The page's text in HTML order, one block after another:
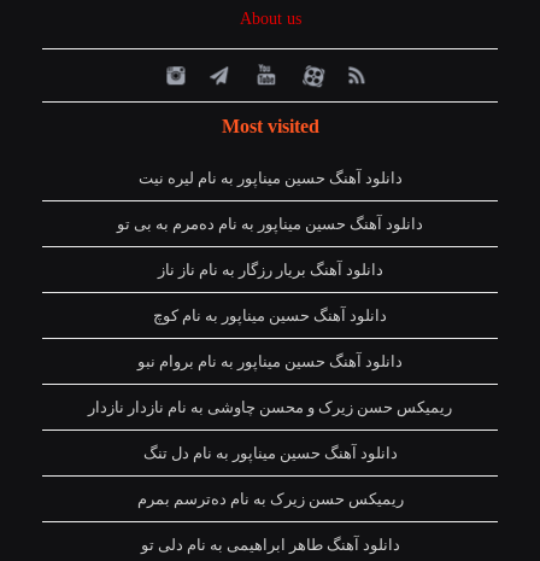
About us
Most visited
دانلود آهنگ حسین میناپور به نام لیره نیت
دانلود آهنگ حسین میناپور به نام دەمرم بە بی تو
دانلود آهنگ بریار رزگار به نام ناز ناز
دانلود آهنگ حسین میناپور به نام کوچ
دانلود آهنگ حسین میناپور به نام بروام نبو
ریمیکس حسن زیرک و محسن چاوشی به نام نازدار نازدار
دانلود آهنگ حسین میناپور به نام دل تنگ
ریمیکس حسن زیرک به نام دەترسم بمرم
دانلود آهنگ طاهر ابراهیمی به نام دلی تو